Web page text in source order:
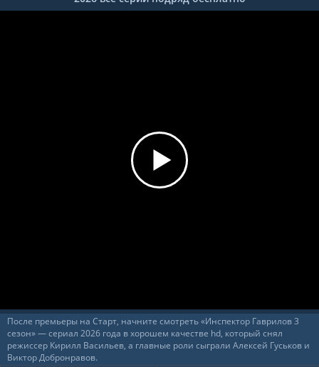
После премьеры на Старт, начните смотреть «Инспектор Гаврилов 3
сезон» — сериал 2026 года в хорошем качестве hd, который снял
режиссер Кирилл Васильев, а главные роли сыграли Алексей Гуськов и
Виктор Добронравов.